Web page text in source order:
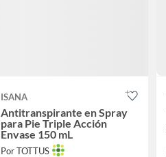
ISANA
Antitranspirante en Spray
para Pie Triple Acción
Envase 150 mL
Por TOTTUS